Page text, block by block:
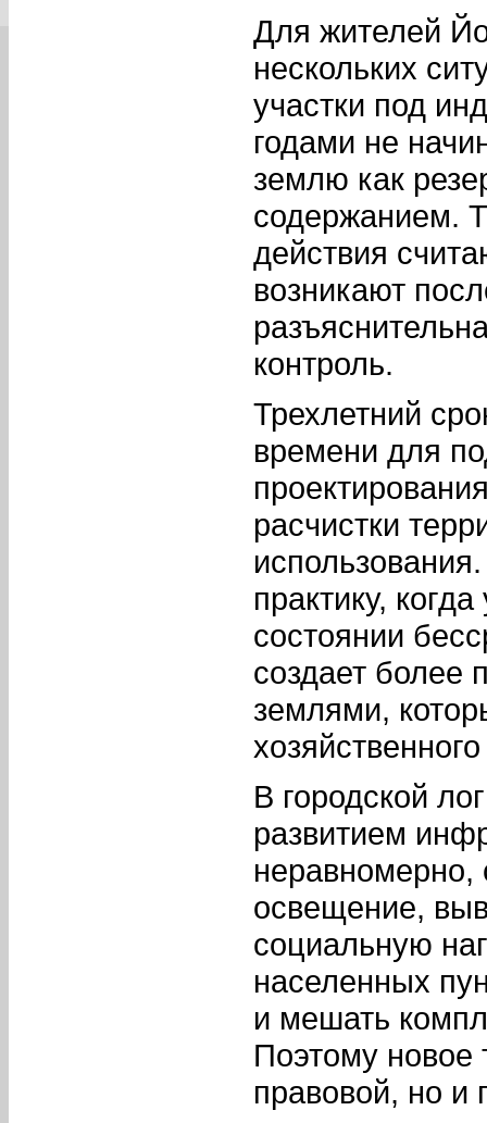
Для жителей
нескольких
участки под
годами не
землю как
содержанием.
действия
возникают
контроль.
Трехлетний
времени для
расчистки
практику,
состоянии
создает более
землями,
В городской
развитием
неравномерно,
освещение,
социальную
населенных
и мешать
Поэтому новое
правовой, но и